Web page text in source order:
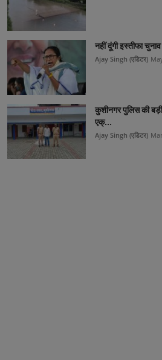
नहीं दूंगी इस्तीफा
Ajay Singh (एडिटर)
कुशीनगर पुलिस की
एक्...
Ajay Singh (एडिटर)